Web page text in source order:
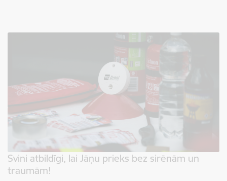
Svini atbildīgi, lai Jāņu prieks bez sirēnām un
traumām!